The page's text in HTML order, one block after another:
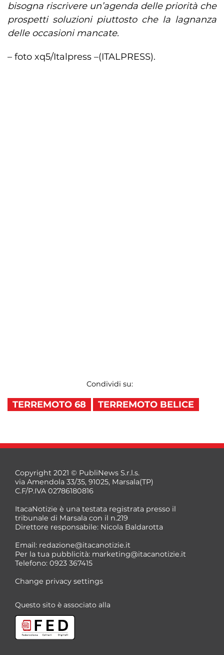
bisogna riscrivere un’agenda delle priorità che
prospetti soluzioni piuttosto che la lagnanza
delle occasioni mancate.
– foto xq5/Italpress –(ITALPRESS).
Condividi su:
TERREMOTO 68 TERREMOTO BELICE
Copyright 2021 © PubliNews S.r.l.s.
via Amendola 33/35, 91025, Marsala(TP)
C.F/P.IVA 02786180816
ItacaNotizie è una testata registrata presso il
tribunale di Marsala con il n.219
Direttore responsabile: Nicola Baldarotta
Email: redazione@itacanotizie.it
Per la tua pubblicità: marketing@itacanotizie.it
Telefono: 0923 367415
Change privacy settings
Questo sito è associato alla